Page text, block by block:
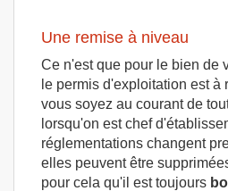
Une remise à niveau
Ce n'est que pour le bien de
le permis d'exploitation est à
vous soyez au courant de
lorsqu'on est chef
réglementations changent
elles peuvent être
pour cela qu'il est toujours